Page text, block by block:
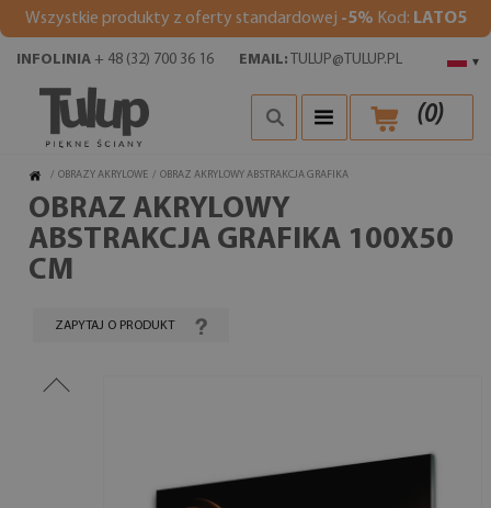
Wszystkie produkty z oferty standardowej -5% Kod: LATO5
▾
INFOLINIA + 48 (32) 700 36 16 EMAIL: TULUP@TULUP.PL
(0)
/ OBRAZY AKRYLOWE / OBRAZ AKRYLOWY ABSTRAKCJA GRAFIKA
OBRAZ AKRYLOWY
ABSTRAKCJA GRAFIKA 100X50
CM
ZAPYTAJ O PRODUKT